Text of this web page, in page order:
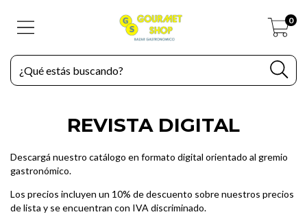
0
REVISTA DIGITAL
Descargá nuestro catálogo en formato digital orientado al gremio
gastronómico.
Los precios incluyen un 10% de descuento sobre nuestros precios
de lista y se encuentran con IVA discriminado.